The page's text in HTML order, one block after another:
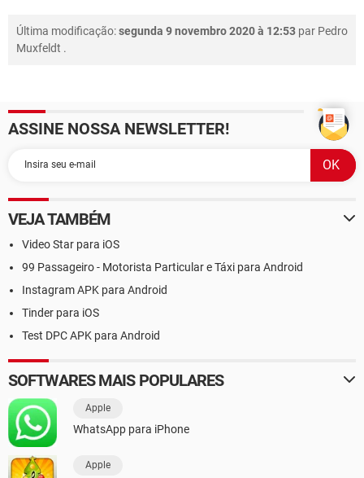
Última modificação:segunda 9 novembro 2020 à 12:53 par Pedro
Muxfeldt .
ASSINE NOSSA NEWSLETTER!
VEJA TAMBÉM
Video Star para iOS
99 Passageiro - Motorista Particular e Táxi para Android
Instagram APK para Android
Tinder para iOS
Test DPC APK para Android
SOFTWARES MAIS POPULARES
Apple
WhatsApp para iPhone
Apple